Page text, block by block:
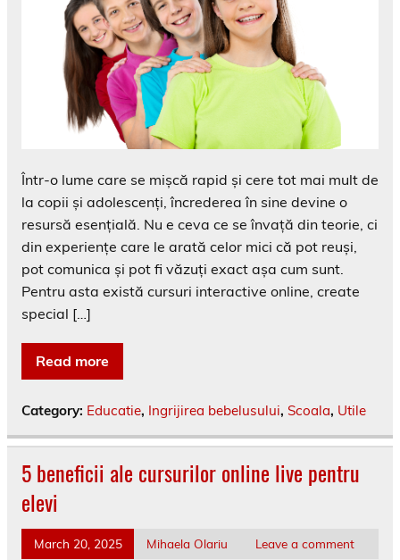
Într-o lume care se mișcă rapid și cere tot mai mult de
la copii și adolescenți, încrederea în sine devine o
resursă esențială. Nu e ceva ce se învață din teorie, ci
din experiențe care le arată celor mici că pot reuși,
pot comunica și pot fi văzuți exact așa cum sunt.
Pentru asta există cursuri interactive online, create
special […]
Read more
Category: Educatie, Ingrijirea bebelusului, Scoala, Utile
5 beneficii ale cursurilor online live pentru
elevi
March 20, 2025 Mihaela Olariu Leave a comment